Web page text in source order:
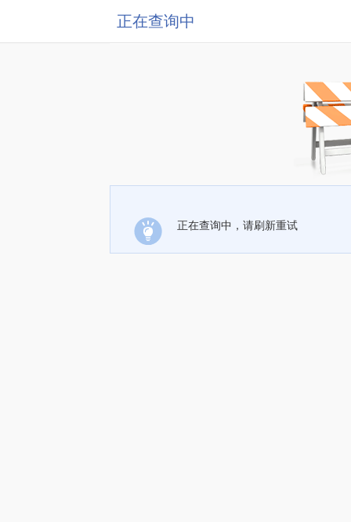
正在查询中
正在查询中，请刷新重试